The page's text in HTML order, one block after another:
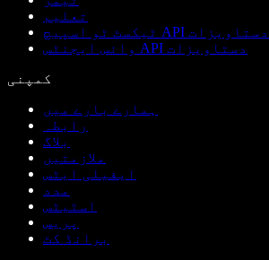
تعلیم
ٹیکسٹ ٹو اسپیچ API دستاویزات
وائس ایجنٹس API دستاویزات
کمپنی
ہمارے بارے میں
رابطہ
بلاگ
ملازمتیں
ایفیلی ایٹس
مدد
اسٹیٹس
پریس
برانڈ کٹ